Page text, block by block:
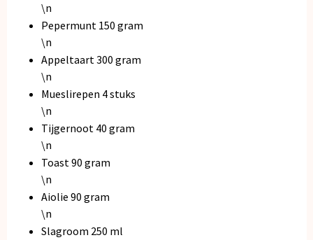
\n
Pepermunt 150 gram
\n
Appeltaart 300 gram
\n
Mueslirepen 4 stuks
\n
Tijgernoot 40 gram
\n
Toast 90 gram
\n
Aiolie 90 gram
\n
Slagroom 250 ml